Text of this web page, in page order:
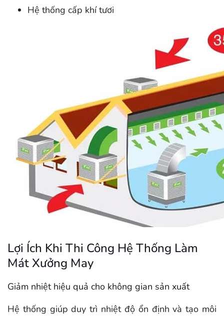
Hệ thống cấp khí tươi
Lợi Ích Khi Thi Công Hệ Thống Làm
Mát Xưởng May
Giảm nhiệt hiệu quả cho không gian sản xuất
Hệ thống giúp duy trì nhiệt độ ổn định và tạo môi